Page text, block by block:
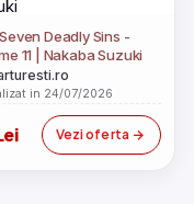
Deadly Sins -
11 | Nakaba Suzuki
in 24/07/2026
Vezi oferta